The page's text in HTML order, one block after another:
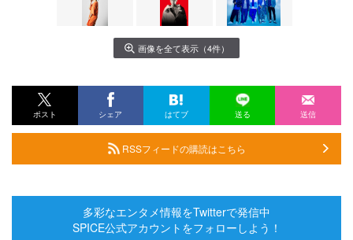
画像を全て表示（4件）
ポスト シェア はてブ 送る 送信
RSSフィードの購読はこちら
多彩なエンタメ情報をTwitterで発信中
SPICE公式アカウントをフォローしよう！